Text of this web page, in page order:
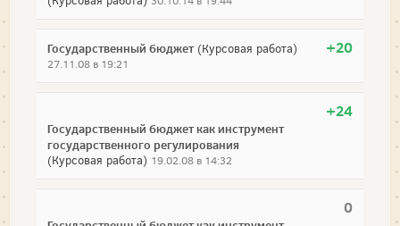
+20
Государственный бюджет (Курсовая работа)
27.11.08 в 19:21
+24
Государственный бюджет как инструмент
государственного регулирования
(Курсовая работа) 19.02.08 в 14:32
0